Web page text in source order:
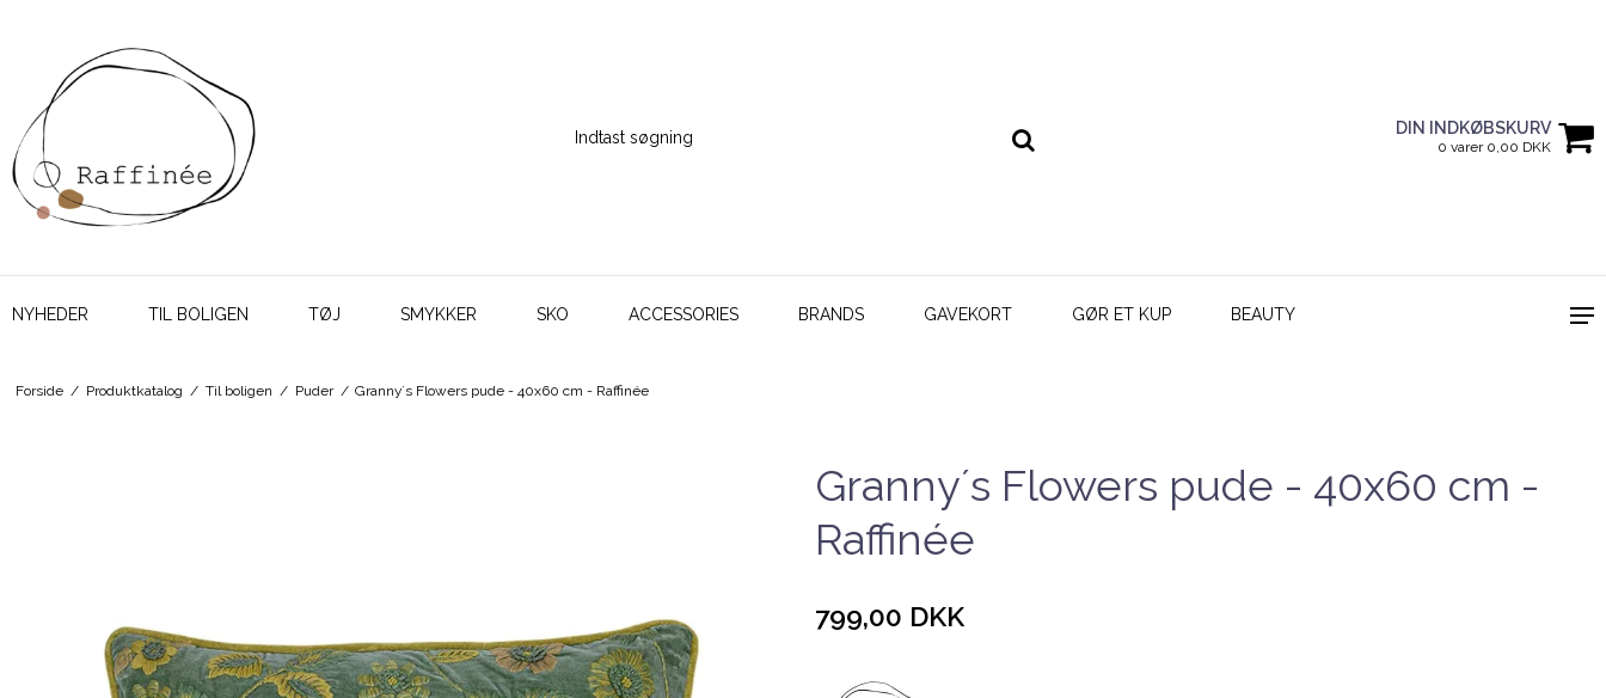
DIN INDKØBSKURV
0 varer 0,00 DKK
NYHEDER TIL BOLIGEN TØJ SMYKKER SKO ACCESSORIES BRANDS GAVEKORT GØR ET KUP BEAUTY
Forside / Produktkatalog / Til boligen / Puder / Granny´s Flowers pude - 40x60 cm - Raffinée
Granny´s Flowers pude - 40x60 cm -
Raffinée
799,00 DKK